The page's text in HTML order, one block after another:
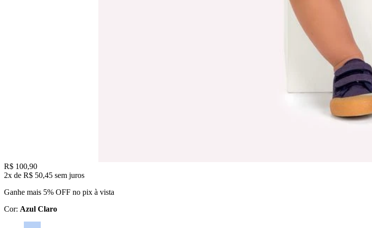
Price:
R$ 100,90
2x de R$ 50,45 sem juros
Ganhe mais 5% OFF no pix à vista
Cor: Azul Claro